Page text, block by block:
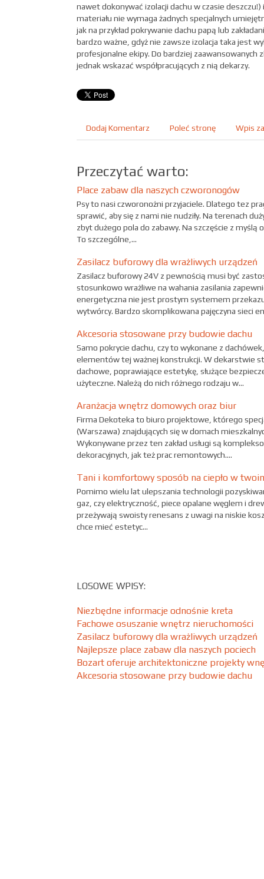
nawet dokonywać izolacji dachu w czasie deszczu!)
materiału nie wymaga żadnych specjalnych
jak na przykład pokrywanie dachu papą lub
bardzo ważne, gdyż nie zawsze izolacja taka jest
profesjonalne ekipy. Do bardziej zaawansowanych
jednak wskazać współpracujących z nią dekarzy.
Dodaj Komentarz Poleć stronę Wpis
Przeczytać warto:
Place zabaw dla naszych czworonogów
Psy to nasi czworonożni przyjaciele. Dlatego tez
sprawić, aby się z nami nie nudziły. Na terenach
zbyt dużego pola do zabawy. Na szczęście z myślą
To szczególne,...
Zasilacz buforowy dla wrażliwych urządzeń
Zasilacz buforowy 24V z pewnością musi być
stosunkowo wrażliwe na wahania zasilania
energetyczna nie jest prostym systemem
wytwórcy. Bardzo skomplikowana pajęczyna sieci
Akcesoria stosowane przy budowie dachu
Samo pokrycie dachu, czy to wykonane z
elementów tej ważnej konstrukcji. W dekarstwie
dachowe, poprawiające estetykę, służące
użyteczne. Należą do nich różnego rodzaju w...
Aranżacja wnętrz domowych oraz biur
Firma Dekoteka to biuro projektowe, którego
(Warszawa) znajdujących się w domach
Wykonywane przez ten zakład usługi są
dekoracyjnych, jak też prac remontowych....
Tani i komfortowy sposób na ciepło w
Pomimo wielu lat ulepszania technologii
gaz, czy elektryczność, piece opalane węglem i
przeżywają swoisty renesans z uwagi na niskie
chce mieć estetyc...
LOSOWE WPISY:
Niezbędne informacje odnośnie kreta
Fachowe osuszanie wnętrz nieruchomości
Zasilacz buforowy dla wrażliwych urządzeń
Najlepsze place zabaw dla naszych pociech
Bozart oferuje architektoniczne projekty
Akcesoria stosowane przy budowie dachu